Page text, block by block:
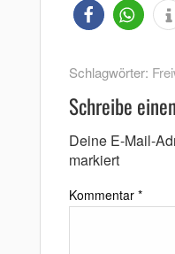
Schlagwörter:
Schreibe
Deine E-Mail-
markiert
Kommentar *